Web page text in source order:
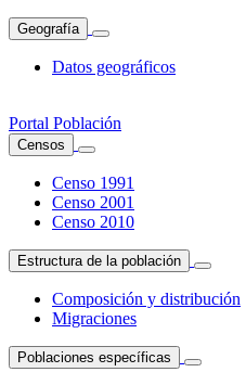
Geografía
Datos geográficos
Portal Población
Censos
Censo 1991
Censo 2001
Censo 2010
Estructura de la población
Composición y distribución
Migraciones
Poblaciones específicas